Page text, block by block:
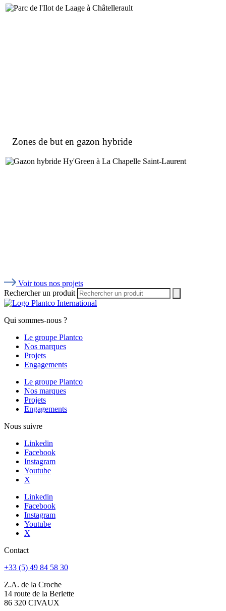
Zones de but en gazon hybride
Voir tous nos projets
Rechercher un produit
Qui sommes-nous ?
Le groupe Plantco
Nos marques
Projets
Engagements
Le groupe Plantco
Nos marques
Projets
Engagements
Nous suivre
Linkedin
Facebook
Instagram
Youtube
X
Linkedin
Facebook
Instagram
Youtube
X
Contact
+33 (5) 49 84 58 30
Z.A. de la Croche
14 route de la Berlette
86 320 CIVAUX